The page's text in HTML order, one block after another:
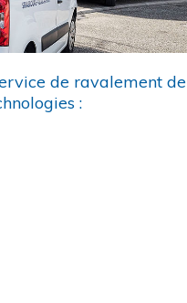
de ravalement de
: